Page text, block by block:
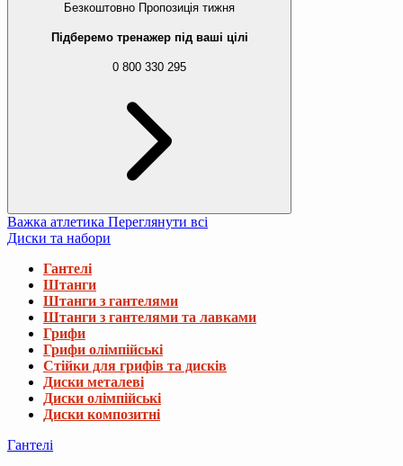
Безкоштовно Пропозиція тижня
Підберемо тренажер під ваші цілі
0 800 330 295
Важка атлетика Переглянути всі
Диски та набори
Гантелі
Штанги
Штанги з гантелями
Штанги з гантелями та лавками
Грифи
Грифи олімпійські
Стійки для грифів та дисків
Диски металеві
Диски олімпійські
Диски композитні
Гантелі